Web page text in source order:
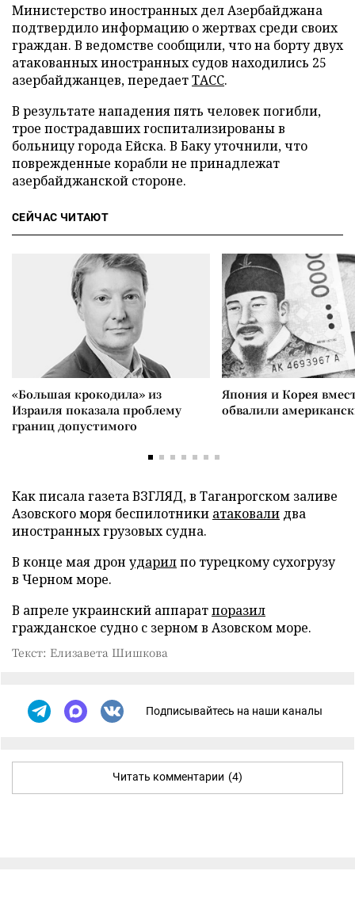
Министерство иностранных дел Азербайджана
подтвердило информацию о жертвах среди своих
граждан. В ведомстве сообщили, что на борту двух
атакованных иностранных судов находились 25
азербайджанцев, передаетТАСС.
В результате нападения пять человек погибли,
трое пострадавших госпитализированы в
больницу города Ейска. В Баку уточнили, что
поврежденные корабли не принадлежат
азербайджанской стороне.
СЕЙЧАС ЧИТАЮТ
«Большая крокодила» из
Израиля показала проблему
границ допустимого
Япония и Корея
обвалили
Как писала газета ВЗГЛЯД, в Таганрогском заливе
Азовского моря беспилотники атаковали два
иностранных грузовых судна.
В конце мая дрон ударилпо турецкому сухогрузу
в Черном море.
В апреле украинский аппаратпоразил
гражданское судно с зерном в Азовском море.
Текст: Елизавета Шишкова
Подписывайтесь на наши каналы
Читать комментарии (4)